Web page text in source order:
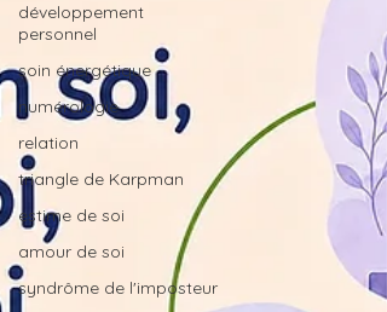
développement
personnel
soin énergétique
numérologie
relation
triangle de Karpman
estime de soi
amour de soi
syndrôme de l'imposteur